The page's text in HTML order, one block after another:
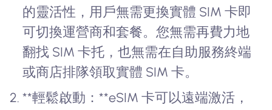
的靈活性，用戶無需更換實體 SIM 卡即
可切換運營商和套餐。您無需再費力地
翻找 SIM 卡托，也無需在自助服務終端
或商店排隊領取實體 SIM 卡。
**輕鬆啟動：**eSIM 卡可以遠端激活，